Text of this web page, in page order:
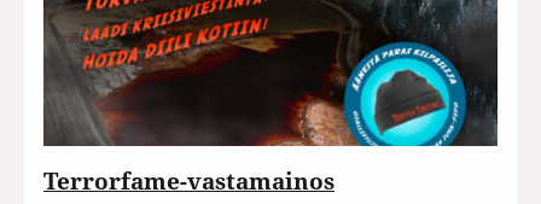
Terrorfame-vastamainos